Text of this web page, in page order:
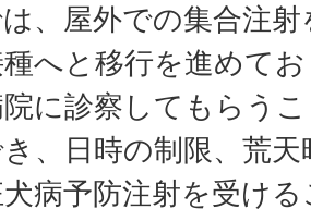
、屋外での集合注
へと移行を進めて
に診察してもらう
、日時の制限、荒
病予防注射を受け